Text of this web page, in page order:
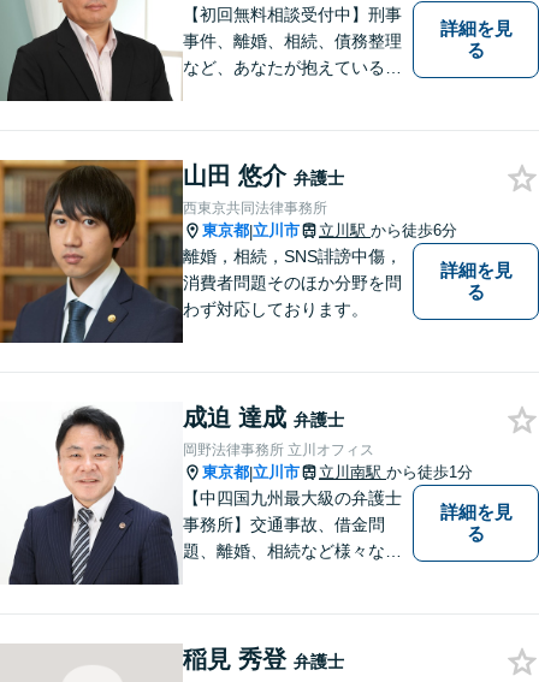
【初回無料相談受付中】刑事
事件、離婚、相続、債務整理
など、あなたが抱えている問
詳細を見
る
山田 悠介 弁護士
西東京共同法律事務所
東京都|立川市 立川駅 から徒歩6分
離婚，相続，SNS誹謗中傷，
消費者問題そのほか分野を問
わず対応しております。
詳細を見
る
成迫 達成 弁護士
岡野法律事務所 立川オフィス
東京都|立川市 立川南駅 から徒歩1分
【中四国九州最大級の弁護士
事務所】交通事故、借金問
題、離婚、相続など様々な問
い！
詳細を見
る
稲見 秀登 弁護士